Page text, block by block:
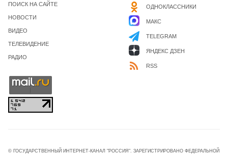
ПОИСК НА САЙТЕ
НОВОСТИ
ВИДЕО
ТЕЛЕВИДЕНИЕ
РАДИО
ОДНОКЛАССНИКИ
МАКС
TELEGRAM
ЯНДЕКС ДЗЕН
RSS
© ГОСУДАРСТВЕННЫЙ ИНТЕРНЕТ-КАНАЛ "РОССИЯ". ЗАРЕГИСТРИРОВАНО ФЕДЕРАЛЬНОЙ